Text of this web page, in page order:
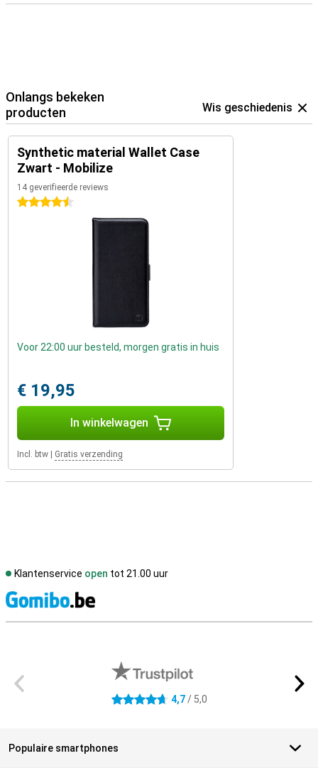
Onlangs bekeken
producten
Wis geschiedenis
Synthetic material Wallet Case
Zwart - Mobilize
14 geverifieerde reviews
4.5 sterren
Voor 22:00 uur besteld, morgen gratis in huis
€ 19,95
In winkelwagen
Incl. btw Gratis verzending
Klantenservice open tot 21.00 uur
4.7 sterren 4,7/ 5,0
Populaire smartphones